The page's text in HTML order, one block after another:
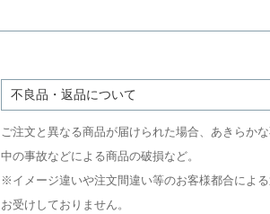
不良品・返品について
ご注文と異なる商品が届けられた場合、あきらか
中の事故などによる商品の破損など。
※イメージ違いや注文間違い等のお客様都合によ
お受けしておりません。